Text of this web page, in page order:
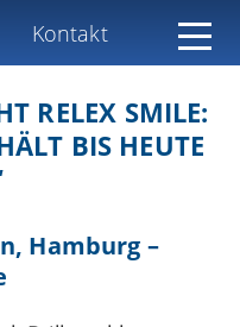
Kontakt
RELEX SMILE:
BIS HEUTE
Hamburg –